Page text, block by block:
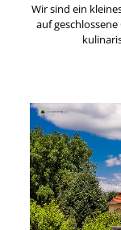
Wir sind ein
auf